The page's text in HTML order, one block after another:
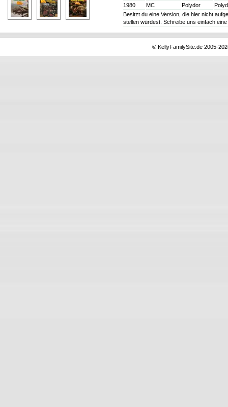
1980
MC Polydor
Besitzt du eine Version, die hier nicht
stellen würdest. Schreibe uns einfach eine
© KellyFamilySite.de 2005-